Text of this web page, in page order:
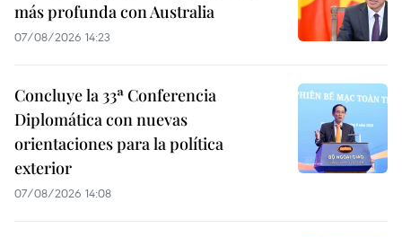
más profunda con Australia
07/08/2026 14:23
Concluye la 33ª Conferencia
Diplomática con nuevas
orientaciones para la política
exterior
07/08/2026 14:08